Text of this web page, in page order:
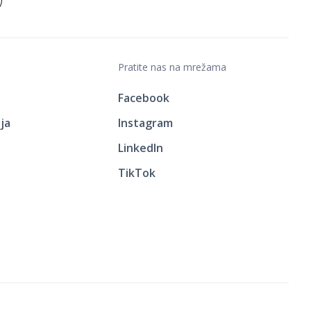
Pratite nas na mrežama
Facebook
Instagram
LinkedIn
TikTok